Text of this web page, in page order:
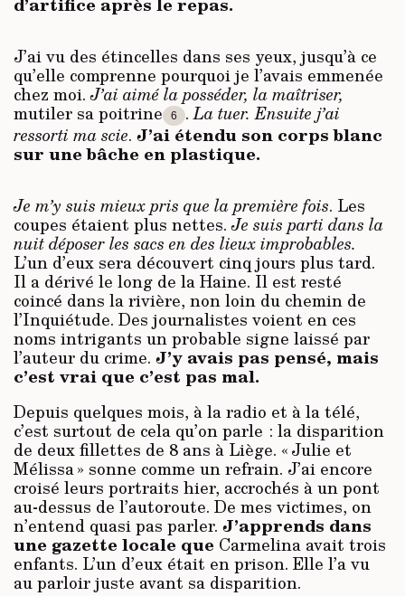
J’ai vu des étincelles dans ses yeux, jusqu’à ce
qu’elle comprenne pourquoi je l’avais emmenée
chez moi.J’ai aimé la posséder, la maîtriser,
mutiler sa poitrine
6 .La tuer. Ensuite j’ai
ressorti ma scie. J’ai étendu son corps blanc
sur une bâche en plastique.
Je m’y suis mieux pris que la première fois. Les
coupes étaient plus nettes.Je suis parti dans la
nuit déposer les sacs en des lieux improbables.
L’un d’eux sera découvert cinq jours plus tard.
Il a dérivé le long de la Haine. Il est resté
coincé dans la rivière, non loin du chemin de
l’Inquiétude. Des journalistes voient en ces
noms intrigants un probable signe laissé par
l’auteur du crime. J’y avais pas pensé, mais
c’est vrai que c’est pas mal.
Depuis quelques mois, à la radio et à la télé,
c’est surtout de cela qu’on parle : la disparition
de deux fillettes de 8 ans à Liège. « Julie et
Mélissa » sonne comme un refrain. J’ai encore
croisé leurs portraits hier, accrochés à un pont
au-dessus de l’autoroute. De mes victimes, on
n’entend quasi pas parler. J’apprends dans
une gazette locale que Carmelina avait trois
enfants. L’un d’eux était en prison. Elle l’a vu
au parloir juste avant sa disparition.